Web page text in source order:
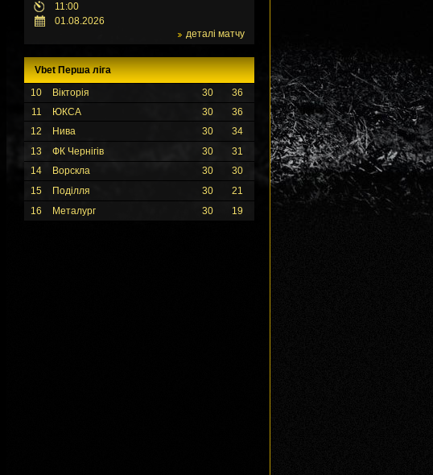
11:00
01.08.2026
деталі матчу
Vbet Перша ліга
10
Вікторія 30
36
11
ЮКСА 30
36
12
Нива 30
34
13
ФК Чернігів 30
31
14
Ворскла 30
30
15
Поділля 30
21
16
Металург 30 19